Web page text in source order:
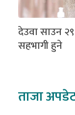
देउवा साउन
सहभागी हुने
ताजा